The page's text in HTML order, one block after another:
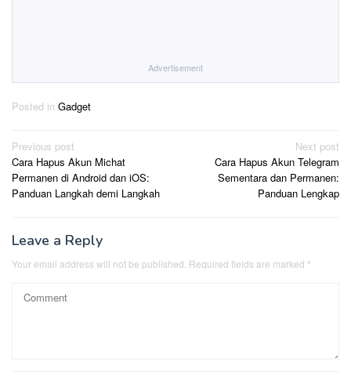
Advertisement
Posted in Gadget
Post
navigation
Previous post
Cara Hapus Akun Michat
Permanen di Android dan iOS:
Panduan Langkah demi Langkah
Next post
Cara Hapus Akun Telegram
Sementara dan Permanen:
Panduan Lengkap
Leave a Reply
Your email address will not be published. Required fields are marked *